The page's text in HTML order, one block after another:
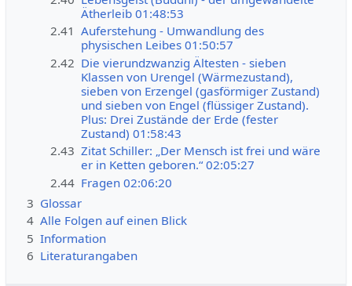
Ätherleib 01:48:53
2.41 Auferstehung - Umwandlung des
physischen Leibes 01:50:57
2.42 Die vierundzwanzig Ältesten - sieben
Klassen von Urengel (Wärmezustand),
sieben von Erzengel (gasförmiger Zustand)
und sieben von Engel (flüssiger Zustand).
Plus: Drei Zustände der Erde (fester
Zustand) 01:58:43
2.43 Zitat Schiller: „Der Mensch ist frei und wäre
er in Ketten geboren.“ 02:05:27
2.44 Fragen 02:06:20
3 Glossar
4 Alle Folgen auf einen Blick
5 Information
6 Literaturangaben